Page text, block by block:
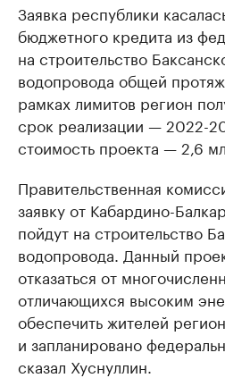
Заявка республики
бюджетного кредита из
на строительство
водопровода общей
рамках лимитов регион
срок реализации — 2022-
стоимость проекта — 2,6
Правительственная
заявку от Кабардино-
пойдут на строительство
водопровода. Данный
отказаться от
отличающихся высоким
обеспечить жителей
и запланировано
сказал Хуснуллин.